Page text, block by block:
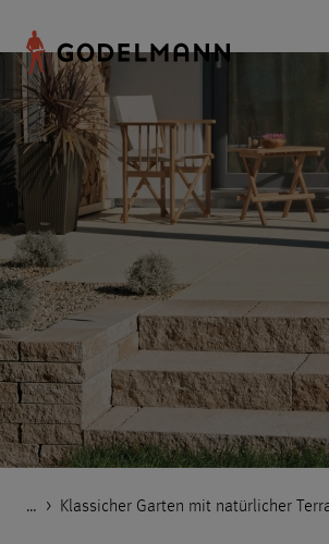
… Godelmann.de
> Referenzen
> Private Objekte
> klassisch
> Klassicher Garten mit natürlicher